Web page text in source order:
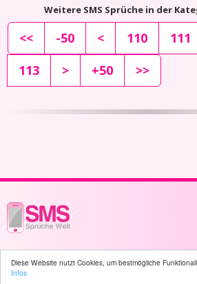
Diese Website nutzt Cookies, um bestmögliche
Infos
Weitere SMS Sprüche in der
<< -50 < 110 111
113
> +50 >>
© 2003 - 2026 -sms-sprueche-welt.ch- All
online